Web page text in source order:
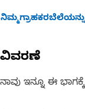
ನಿಮ್ಮಗ್ರಾಹಕರಬೆಲೆಯನ್ನು
ವಿವರಣೆ
ನಾವು ಇನ್ನೂ ಈ